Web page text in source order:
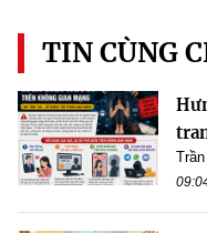
TIN CÙNG